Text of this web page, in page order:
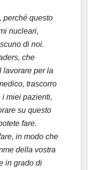
perché questo
nucleari,
di noi.
che
lavorare per la
trascorro
i miei pazienti,
su questo
fare.
in modo che
della vostra
in grado di